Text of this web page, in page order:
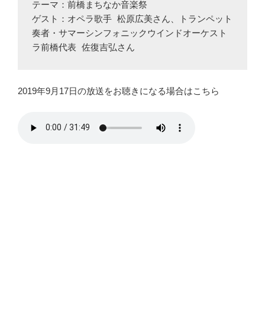
テーマ：前橋まちなか音楽祭
ゲスト：オペラ歌手 松原広美さん、トランペット
奏者・サマーシンフォニックウインドオーケスト
ラ前橋代表 佐復吉弘さん
2019年9月17日の放送をお聴きになる場合はこちら